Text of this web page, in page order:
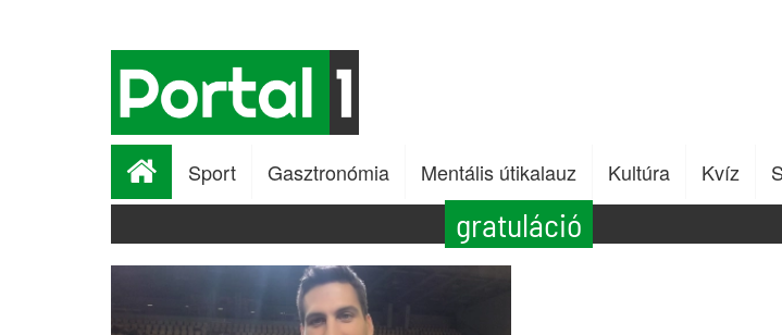
Sport Gasztronómia Mentális útikalauz Kultúra Kvíz
gratuláció